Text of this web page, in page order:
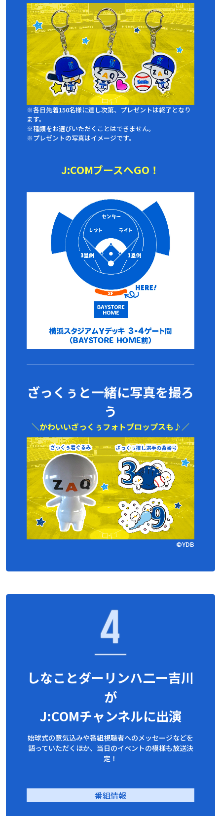
※各日先着150名様に達し次第、プレゼントは終了となり
ます。
※種類をお選びいただくことはできません。
※プレゼントの写真はイメージです。
J:COMブースへGO！
ざっくぅと一緒に写真を撮ろ
う
＼かわいいざっくぅフォトプロップスも♪／
©YDB
しなことダーリンハ二ー吉川
が
J:COMチャンネルに出演
始球式の意気込みや番組視聴者へのメッセージなどを
語っていただくほか、 当日のイベントの模様も放送決
定！
番組情報